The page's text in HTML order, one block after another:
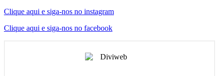
Clique aqui e siga-nos no instagram
Clique aqui e siga-nos no facebook